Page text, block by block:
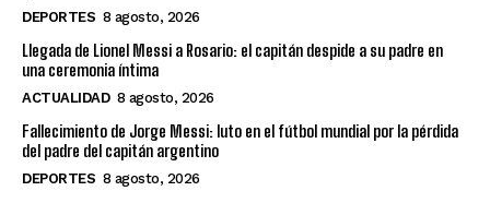
DEPORTES 8 agosto, 2026
Llegada de Lionel Messi a Rosario: el capitán despide a su padre en
una ceremonia íntima
ACTUALIDAD 8 agosto, 2026
Fallecimiento de Jorge Messi: luto en el fútbol mundial por la pérdida
del padre del capitán argentino
DEPORTES 8 agosto, 2026